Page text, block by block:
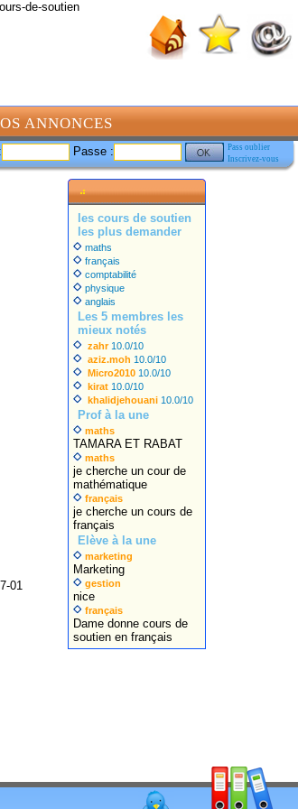
de-soutien
ANNONCES
Passe :
Pass oublier
Inscrivez-vous
01
les cours de soutien
les plus demander
maths
français
comptabilité
physique
anglais
Les 5 membres les
mieux notés
zahr 10.0/10
aziz.moh 10.0/10
Micro2010 10.0/10
kirat 10.0/10
khalidjehouani 10.0/10
Prof à la une
maths
TAMARA ET RABAT
maths
je cherche un cour de
mathématique
français
je cherche un cours de
français
Elève à la une
marketing
Marketing
gestion
nice
français
Dame donne cours de
soutien en français